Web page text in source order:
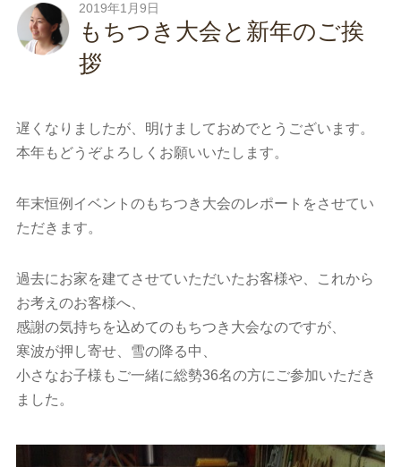
2019年1月9日
もちつき大会と新年のご挨
拶
遅くなりましたが、明けましておめでとうございます。
本年もどうぞよろしくお願いいたします。
年末恒例イベントのもちつき大会のレポートをさせてい
ただきます。
過去にお家を建てさせていただいたお客様や、これから
お考えのお客様へ、
感謝の気持ちを込めてのもちつき大会なのですが、
寒波が押し寄せ、雪の降る中、
小さなお子様もご一緒に総勢36名の方にご参加いただき
ました。